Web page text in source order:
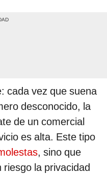
cada vez que suena
desconocido, la
de un comercial
es alta. Este tipo
, sino que
la privacidad